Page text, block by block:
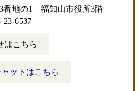
番地の1 福知山市役所3階
23-6537
はこちら
ットはこちら